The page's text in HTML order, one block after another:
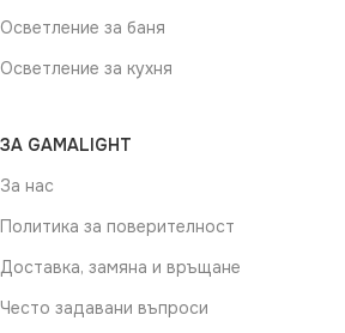
Осветление за баня
Осветление за кухня
ЗА GAMALIGHT
За нас
Политика за поверителност
Доставка, замяна и връщане
Често задавани въпроси